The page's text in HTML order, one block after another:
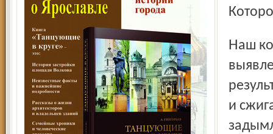
Наш комитет проводит объезды территории города для
и